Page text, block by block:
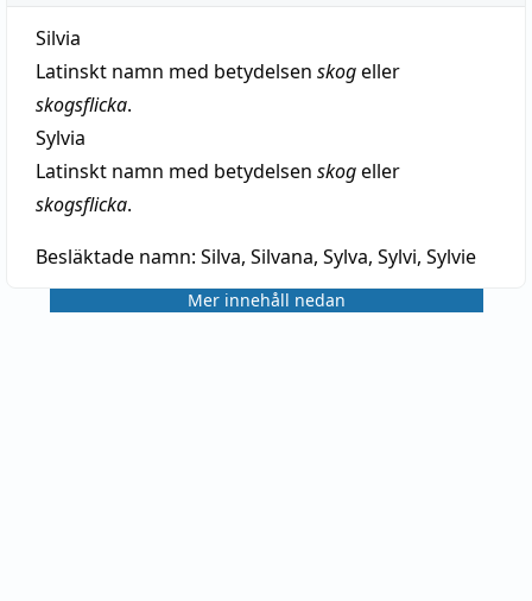
Silvia
Latinskt namn med betydelsen skogeller
skogsflicka.
Sylvia
Latinskt namn med betydelsen skogeller
skogsflicka.
Besläktade namn: Silva, Silvana, Sylva, Sylvi, Sylvie
Mer innehåll nedan